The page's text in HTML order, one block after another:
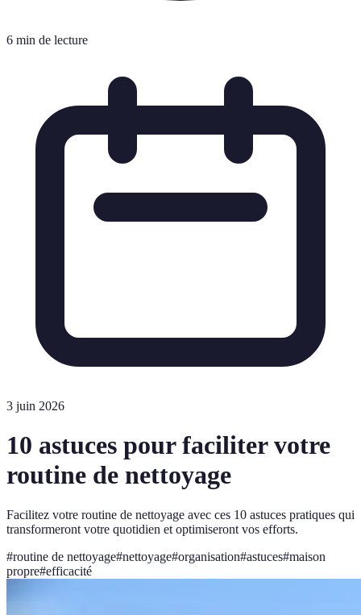
6 min de lecture
3 juin 2026
10 astuces pour faciliter votre
routine de nettoyage
Facilitez votre routine de nettoyage avec ces 10 astuces pratiques qui
transformeront votre quotidien et optimiseront vos efforts.
#routine de nettoyage#nettoyage#organisation#astuces#maison
propre#efficacité